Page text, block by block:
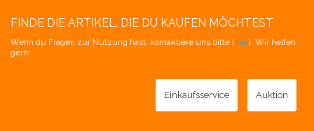
FINDE DIE ARTIKEL, DIE DU KAUFEN MÖCHTEST
Wenn du Fragen zur Nutzung hast, kontaktiere uns bitte [hier]. Wir helfen
gern!
Einkaufsservice Auktion